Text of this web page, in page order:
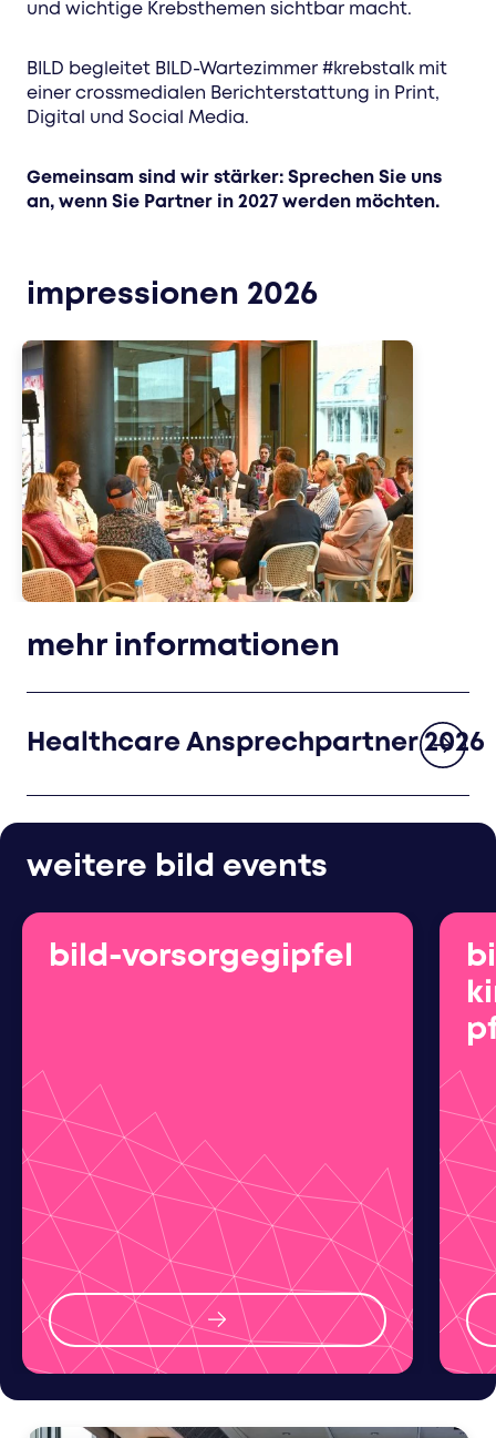
und wichtige Krebsthemen sichtbar macht.
BILD begleitet BILD-Wartezimmer #krebstalk mit
einer crossmedialen Berichterstattung in Print,
Digital und Social Media.
Gemeinsam sind wir stärker: Sprechen Sie uns
an, wenn Sie Partner in 2027 werden möchten.
impressionen 2026
mehr informationen
Healthcare Ansprechpartner 2026
weitere bild events
bild-vorsorgegipfel